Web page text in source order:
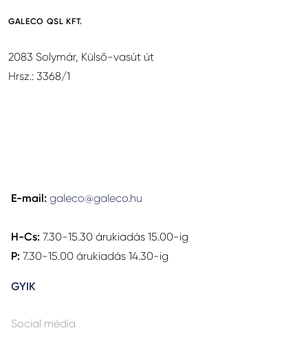
GALECO QSL KFT.
2083 Solymár, Külső-vasút út
Hrsz.: 3368/1
E-mail: galeco@galeco.hu
H-Cs: 7.30-15.30 árukiadás 15.00-ig
P: 7.30-15.00 árukiadás 14.30-ig
GYIK
Social média